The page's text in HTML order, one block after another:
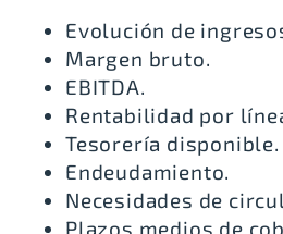
Evolución de
Margen bruto.
EBITDA.
Rentabilidad por
Tesorería disponible.
Endeudamiento.
Necesidades de
Plazos medios de